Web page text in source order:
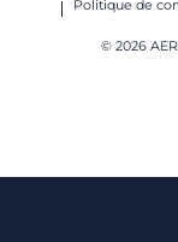
Politique de
© 2026